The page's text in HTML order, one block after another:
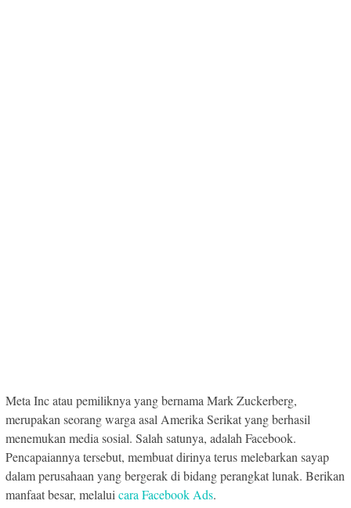
Meta Inc atau pemiliknya yang bernama Mark Zuckerberg,
merupakan seorang warga asal Amerika Serikat yang berhasil
menemukan media sosial. Salah satunya, adalah Facebook.
Pencapaiannya tersebut, membuat dirinya terus melebarkan sayap
dalam perusahaan yang bergerak di bidang perangkat lunak. Berikan
manfaat besar, melalui cara Facebook Ads.